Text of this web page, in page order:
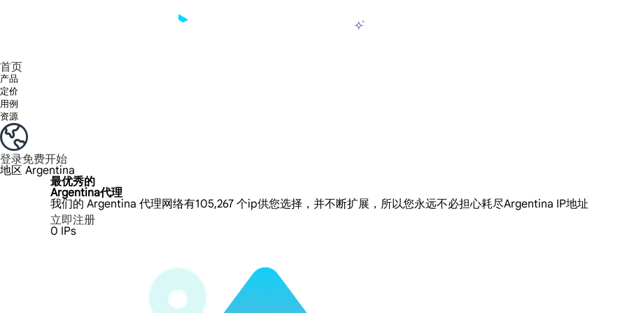
首页
产品
定价
用例
资源
登录免费开始
地区 Argentina
最优秀的
Argentina代理
我们的 Argentina 代理网络有105,267 个ip供您选择，并不断扩展，所以您永远不必担心耗尽Argentina IP地址
立即注册
0 IPs